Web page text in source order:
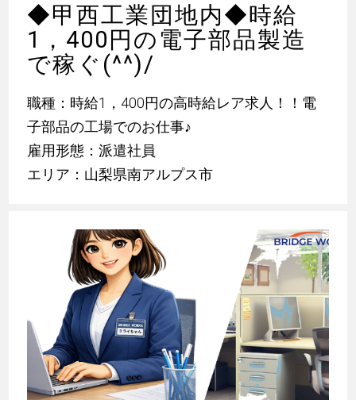
◆甲西工業団地内◆時給
1，400円の電子部品製造
で稼ぐ(^^)/
職種：時給1，400円の高時給レア求人！！電
子部品の工場でのお仕事♪
雇用形態：派遣社員
エリア：山梨県南アルプス市